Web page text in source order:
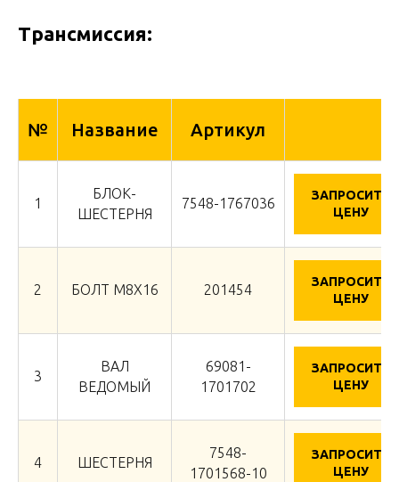
Трансмиссия:
№ Название Артикул
1
БЛОК-
ШЕСТЕРНЯ
7548-1767036
ЗАПРОСИТЬ
ЦЕНУ
2 БОЛТ М8Х16 201454
ЗАПРОСИТЬ
ЦЕНУ
3
ВАЛ
ВЕДОМЫЙ
69081-
1701702
ЗАПРОСИТЬ
ЦЕНУ
4 ШЕСТЕРНЯ
7548-
1701568-10
ЗАПРОСИТЬ
ЦЕНУ